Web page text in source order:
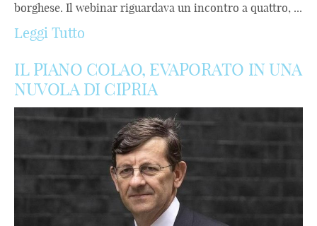
borghese. Il webinar riguardava un incontro a quattro, ...
Leggi Tutto
IL PIANO COLAO, EVAPORATO IN UNA
NUVOLA DI CIPRIA